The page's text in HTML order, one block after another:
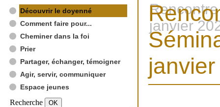
Découvrir le doyenné
Comment faire pour...
Cheminer dans la foi
Prier
Partager, échanger, témoigner
Agir, servir, communiquer
Espace jeunes
Recherche
janvier